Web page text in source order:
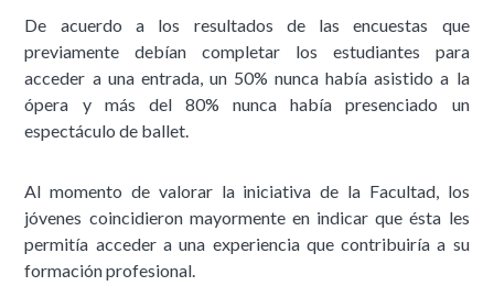
De acuerdo a los resultados de las encuestas que
previamente debían completar los estudiantes para
acceder a una entrada, un 50% nunca había asistido a la
ópera y más del 80% nunca había presenciado un
espectáculo de ballet.
Al momento de valorar la iniciativa de la Facultad, los
jóvenes coincidieron mayormente en indicar que ésta les
permitía acceder a una experiencia que contribuiría a su
formación profesional.